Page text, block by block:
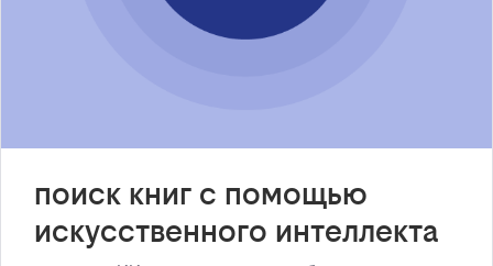
поиск книг с помощью
искусственного интеллекта